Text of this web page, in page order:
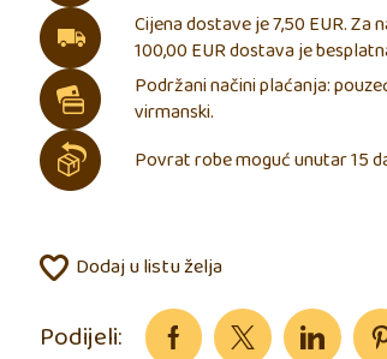
Cijena dostave je 7,50 EUR. Za
100,00 EUR dostava je
Podržani načini plaćanja:
virmanski.
Povrat robe moguć unutar 15
Dodaj u listu želja
Podijeli: